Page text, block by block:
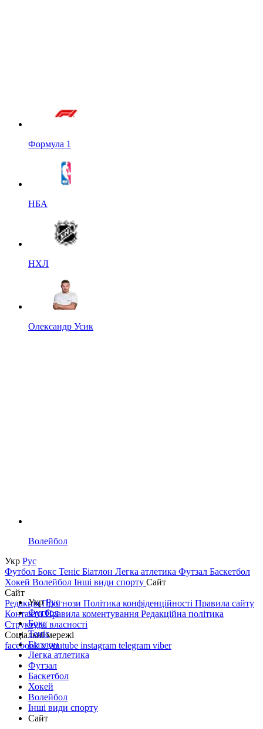
Формула 1
НБА
НХЛ
Олександр Усик
Волейбол
Укр Рус
Футбол Бокс Теніс Біатлон Легка атлетика Футзал Баскетбол
Хокей Волейбол Інші види спорту Сайт
Сайт
РедакціяПрогнози Політика конфіденційності Правила сайту
КонтактиПравила коментування Редакційна політика
Структура власності
Соціальні мережі
facebookxyoutube instagram telegram viber
УкрРус
Футбол
Бокс
Теніс
Біатлон
Легка атлетика
Футзал
Баскетбол
Хокей
Волейбол
Інші види спорту
Сайт